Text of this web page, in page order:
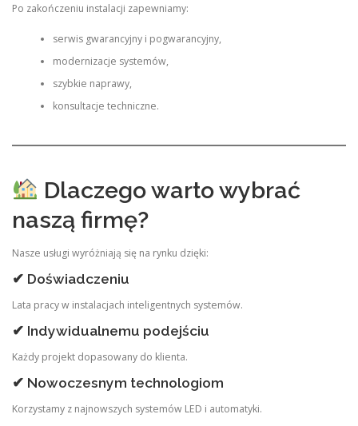
Po zakończeniu instalacji zapewniamy:
serwis gwarancyjny i pogwarancyjny,
modernizacje systemów,
szybkie naprawy,
konsultacje techniczne.
Dlaczego warto wybrać
naszą firmę?
Nasze usługi wyróżniają się na rynku dzięki:
✔ Doświadczeniu
Lata pracy w instalacjach inteligentnych systemów.
✔ Indywidualnemu podejściu
Każdy projekt dopasowany do klienta.
✔ Nowoczesnym technologiom
Korzystamy z najnowszych systemów LED i automatyki.